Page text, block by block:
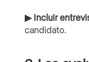
▶ Incluir
candidato.